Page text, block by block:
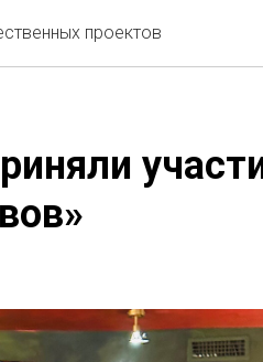
проектов